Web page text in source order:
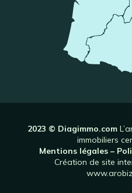
2023 © Diagimmo.com
immobiliers
Mentions légales –
Création de site